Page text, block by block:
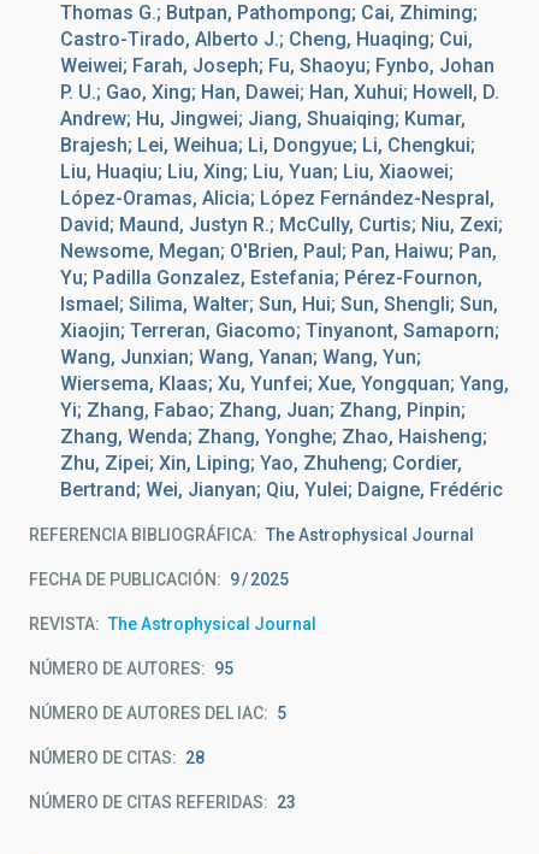
Thomas G.; Butpan, Pathompong; Cai, Zhiming;
Castro-Tirado, Alberto J.; Cheng, Huaqing; Cui,
Weiwei; Farah, Joseph; Fu, Shaoyu; Fynbo, Johan
P. U.; Gao, Xing; Han, Dawei; Han, Xuhui; Howell, D.
Andrew; Hu, Jingwei; Jiang, Shuaiqing; Kumar,
Brajesh; Lei, Weihua; Li, Dongyue; Li, Chengkui;
Liu, Huaqiu; Liu, Xing; Liu, Yuan; Liu, Xiaowei;
López-Oramas, Alicia; López Fernández-Nespral,
David; Maund, Justyn R.; McCully, Curtis; Niu, Zexi;
Newsome, Megan; O'Brien, Paul; Pan, Haiwu; Pan,
Yu; Padilla Gonzalez, Estefania; Pérez-Fournon,
Ismael; Silima, Walter; Sun, Hui; Sun, Shengli; Sun,
Xiaojin; Terreran, Giacomo; Tinyanont, Samaporn;
Wang, Junxian; Wang, Yanan; Wang, Yun;
Wiersema, Klaas; Xu, Yunfei; Xue, Yongquan; Yang,
Yi; Zhang, Fabao; Zhang, Juan; Zhang, Pinpin;
Zhang, Wenda; Zhang, Yonghe; Zhao, Haisheng;
Zhu, Zipei; Xin, Liping; Yao, Zhuheng; Cordier,
Bertrand; Wei, Jianyan; Qiu, Yulei; Daigne, Frédéric
REFERENCIA BIBLIOGRÁFICA The Astrophysical Journal
FECHA DE PUBLICACIÓN: 9 2025
REVISTA The Astrophysical Journal
NÚMERO DE AUTORES 95
NÚMERO DE AUTORES DEL IAC 5
NÚMERO DE CITAS 28
NÚMERO DE CITAS REFERIDAS 23